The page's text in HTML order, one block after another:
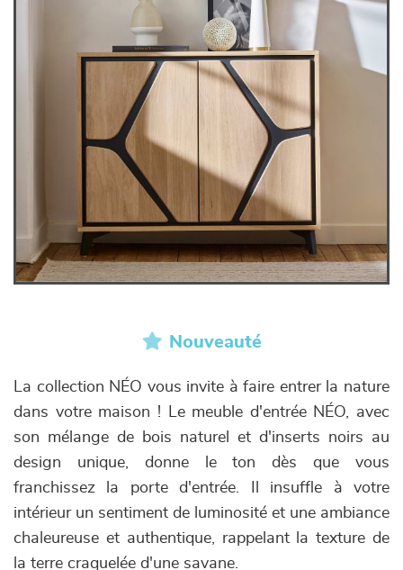
Nouveauté
La collection NÉO vous invite à faire entrer la nature
dans votre maison ! Le meuble d'entrée NÉO, avec
son mélange de bois naturel et d'inserts noirs au
design unique, donne le ton dès que vous
franchissez la porte d'entrée. Il insuffle à votre
intérieur un sentiment de luminosité et une ambiance
chaleureuse et authentique, rappelant la texture de
la terre craquelée d'une savane.